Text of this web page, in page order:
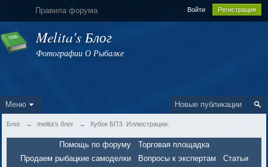
Правила форума Войти Регистрация
Melita's Блог
Фотографии О Рыбалке
Новые публикации
Меню
Блог → melita's блог → Кубок БПЗ. Иллюстрации.
Помощь по форуму
Торговая площадка
Продаем рыбацкие самоделки
Вопросы к экспертам
Статьи